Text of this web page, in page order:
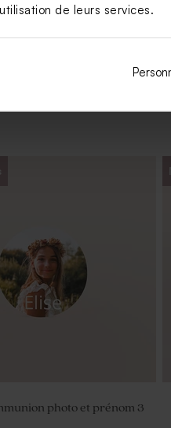
de leurs services.
communion effet kraft
photo et prénom 3